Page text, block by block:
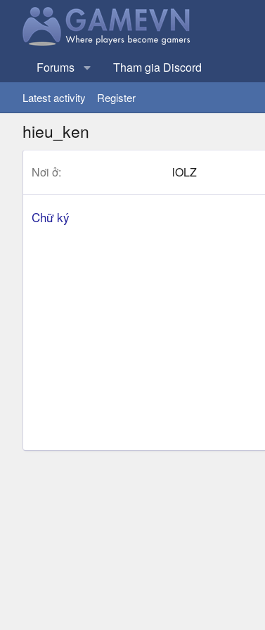
Forums Tham gia Discord
Latest activity Register
hieu_ken
Nơi ở lOLZ
Chữ ký